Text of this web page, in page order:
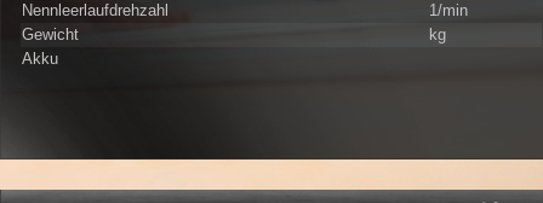
Nennleerlaufdrehzahl
1/min
Gewicht
kg
Akku